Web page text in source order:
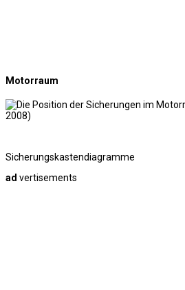
Motorraum
Sicherungskastendiagramme
ad vertisements